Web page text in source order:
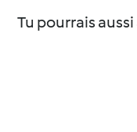
Tu pourrais aussi